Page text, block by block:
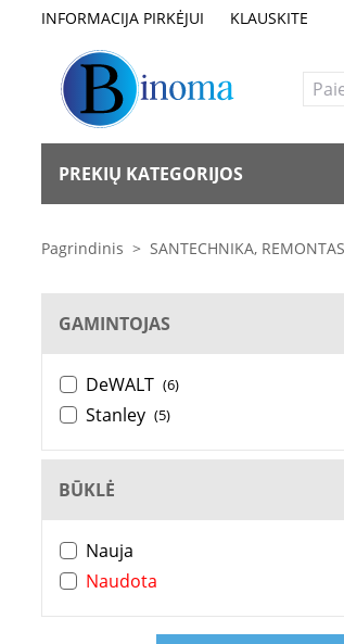
INFORMACIJA PIRKĖJUI KLAUSKITE
PREKIŲ KATEGORIJOS
Pagrindinis > SANTECHNIKA,
GAMINTOJAS
DeWALT (6)
Stanley (5)
BŪKLĖ
Nauja
Naudota